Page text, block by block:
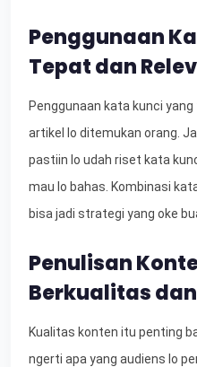
Penggunaan
Tepat dan
Penggunaan kata kunci
artikel lo ditemukan orang.
pastiin lo udah riset kata
mau lo bahas. Kombinasi
bisa jadi strategi yang oke
Penulisan
Berkualitas
Kualitas konten itu penting
ngerti apa yang audiens lo